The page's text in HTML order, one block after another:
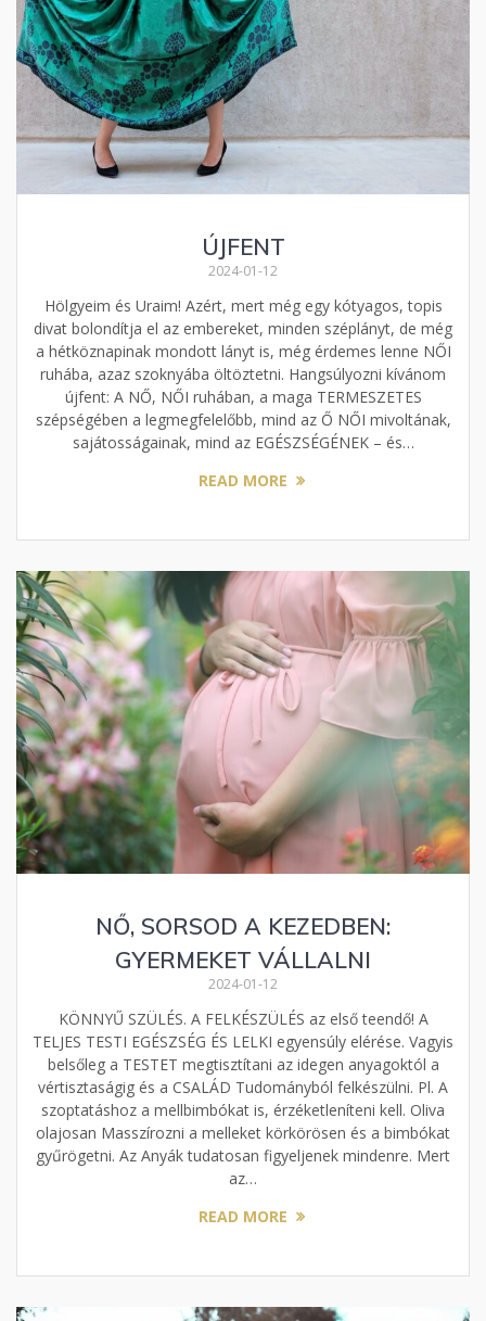
ÚJFENT
2024-01-12
Hölgyeim és Uraim! Azért, mert még egy kótyagos, topis
divat bolondítja el az embereket, minden széplányt, de még
a hétköznapinak mondott lányt is, még érdemes lenne NŐI
ruhába, azaz szoknyába öltöztetni. Hangsúlyozni kívánom
újfent: A NŐ, NŐI ruhában, a maga TERMESZETES
szépségében a legmegfelelőbb, mind az Ő NŐI mivoltának,
sajátosságainak, mind az EGÉSZSÉGÉNEK – és…
READ MORE
NŐ, SORSOD A KEZEDBEN:
GYERMEKET VÁLLALNI
2024-01-12
KÖNNYŰ SZÜLÉS. A FELKÉSZÜLÉS az első teendő! A
TELJES TESTI EGÉSZSÉG ÉS LELKI egyensúly elérése. Vagyis
belsőleg a TESTET megtisztítani az idegen anyagoktól a
vértisztaságig és a CSALÁD Tudományból felkészülni. Pl. A
szoptatáshoz a mellbimbókat is, érzéketleníteni kell. Oliva
olajosan Masszírozni a melleket körkörösen és a bimbókat
gyűrögetni. Az Anyák tudatosan figyeljenek mindenre. Mert
az…
READ MORE